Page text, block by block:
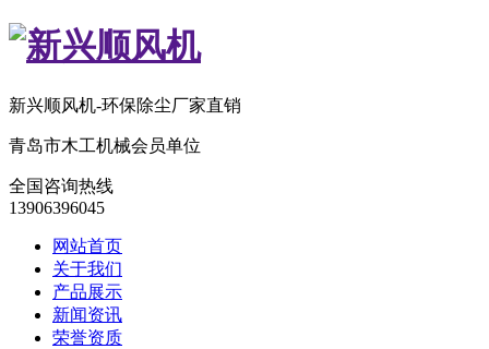
新兴顺风机-环保除尘厂家直销
青岛市木工机械会员单位
全国咨询热线
13906396045
网站首页
关于我们
产品展示
新闻资讯
荣誉资质